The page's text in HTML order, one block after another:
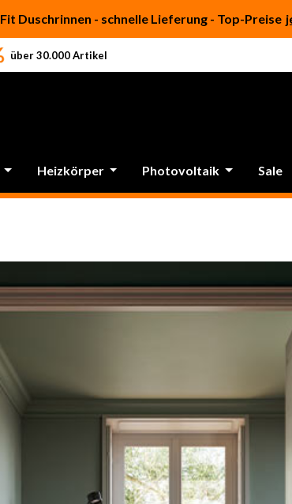
Duschrinnen - schnelle Lieferung - Top-Preise
über 30.000 Artikel
Heizkörper Photovoltaik Sale